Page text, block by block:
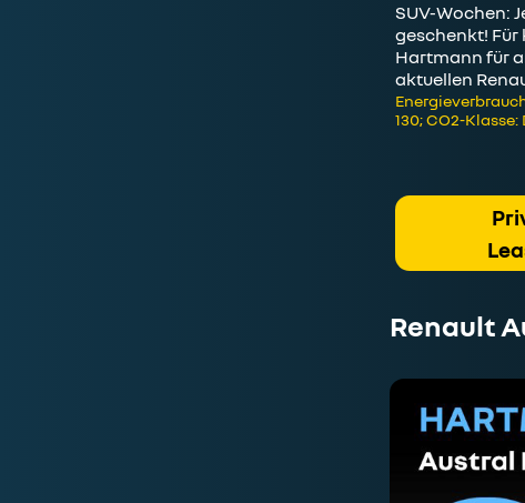
SUV-Wochen:
geschenkt! Für
Hartmann für
aktuellen
130; CO2-Klasse:
Renault